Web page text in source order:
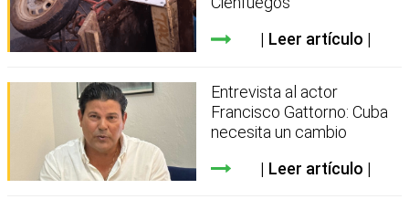
Leer artículo
Entrevista al actor
Francisco Gattorno: Cuba
necesita un cambio
Leer artículo